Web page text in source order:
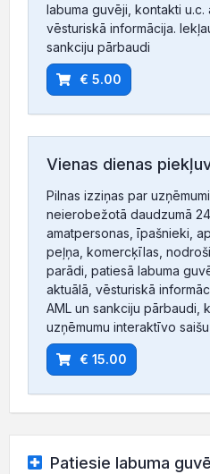
labuma guvēji, kontakti u.c.
vēsturiskā informācija.
sankciju pārbaudi
€ 5.00
Vienas dienas
Pilnas izziņas par
neierobežotā daudzumā
amatpersonas, īpašnieki,
peļņa, komercķīlas,
parādi, patiesā labuma
aktuālā, vēsturiskā
AML un sankciju pārbaudi,
uzņēmumu interaktīvo
€ 15.00
Patiesie labuma